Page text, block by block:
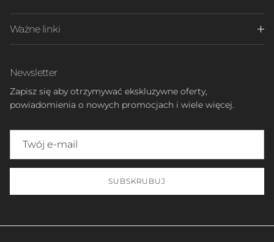
Ważne linki
Newsletter
Zapisz się aby otrzymywać ekskluzywne oferty,
powiadomienia o nowych promocjach i wiele więcej.
SUBSKRUBUJ